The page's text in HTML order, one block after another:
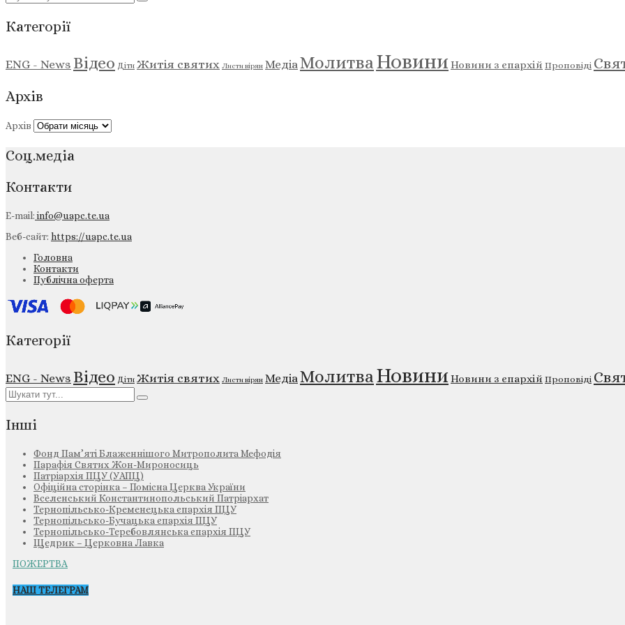
Категорії
ENG - News Відео Діти Житія святих Листи вірян МедіаМолитваНовини Новини з єпархій Проповіді
Архів
Архів
Соц.медіа
Контакти
E-mail:info@uapc.te.ua
Веб-сайт: https://uapc.te.ua
Головна
Контакти
Публічна оферта
Категорії
ENG - News Відео Діти Житія святих Листи вірян МедіаМолитваНовиниНовини з єпархій Проповіді
Інші
Фонд Пам’яті Блаженнішого Митрополита Мефодія
Парафія Святих Жон-Мироносиць
Патріархія ПЦУ (УАПЦ)
Офіційна сторінка – Помісна Церква України
Вселенський Константинопольський Патріархат
Тернопільсько-Кременецька єпархія ПЦУ
Тернопільсько-Бучацька єпархія ПЦУ
Тернопільсько-Теребовлянська єпархія ПЦУ
Щедрик – Церковна Лавка
ПОЖЕРТВА
НАШ ТЕЛЕГРАМ